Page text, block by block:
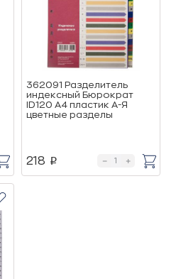
362091 Разделитель
индексный Бюрократ
ID120 A4 пластик А-Я
цветные разделы
218 p